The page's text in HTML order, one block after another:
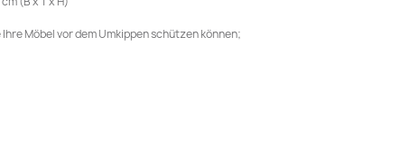
Möbel vor dem Umkippen schützen können;